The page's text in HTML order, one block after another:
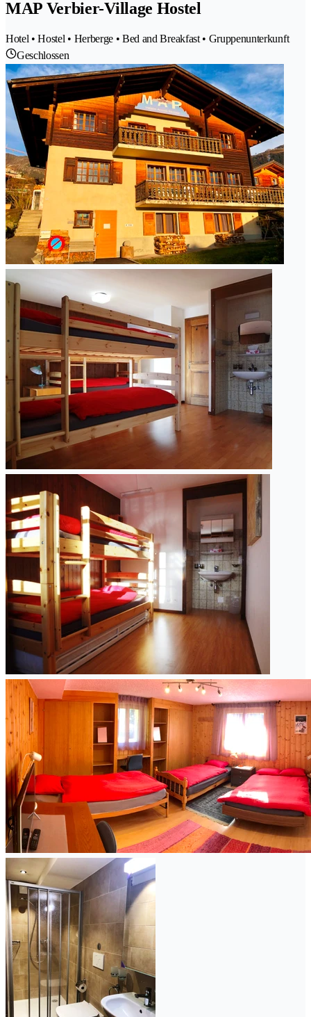
MAP Verbier-Village Hostel
Hotel • Hostel • Herberge • Bed and Breakfast • Gruppenunterkunft
Geschlossen